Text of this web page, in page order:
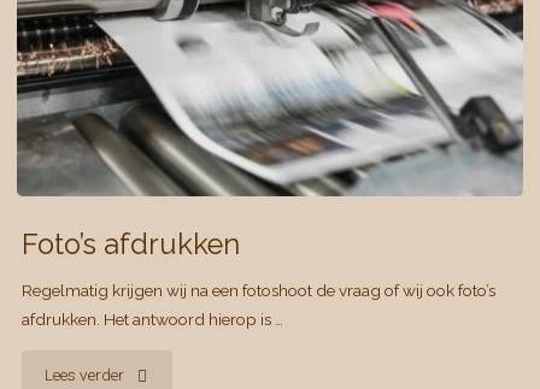
Foto’s afdrukken
Regelmatig krijgen wij na een fotoshoot de vraag of wij ook foto’s
afdrukken. Het antwoord hierop is …
Lees verder "Foto’s